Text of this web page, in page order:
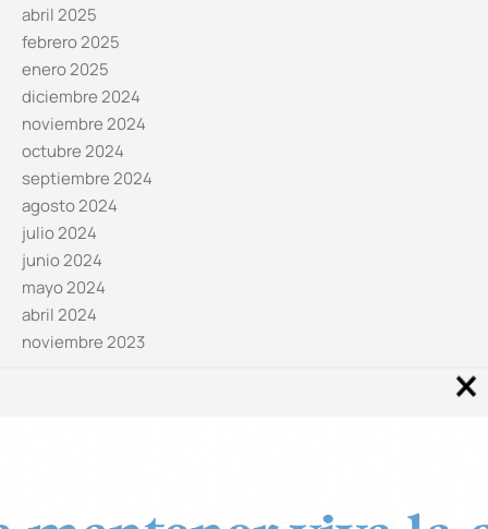
abril 2025
febrero 2025
enero 2025
diciembre 2024
noviembre 2024
octubre 2024
septiembre 2024
agosto 2024
julio 2024
junio 2024
mayo 2024
abril 2024
noviembre 2023